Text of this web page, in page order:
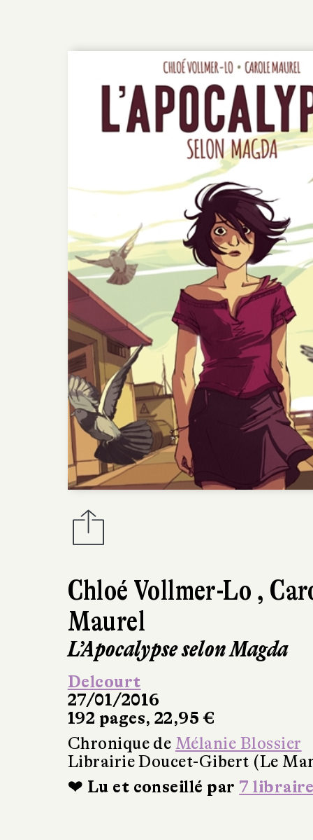
Chloé Vollmer-Lo ,
Maurel
L’Apocalypse selon Magda
Delcourt
27/01/2016
192 pages, 22,95 €
Chronique de Mélanie Blossier
Librairie Doucet-Gibert (Le
❤ Lu et conseillé par 7